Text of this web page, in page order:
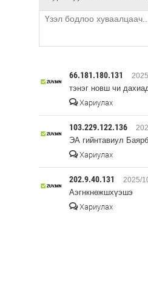
66.181.180.131
тэнэг новш чи
Хариулах
103.229.122.136
ЭА гийнтавиул
Хариулах
202.9.40.131 2025/
Аэгнкнөжшхүэшэ
Хариулах